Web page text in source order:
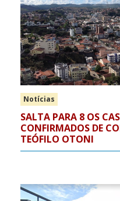
Notícias
SALTA PARA 8 OS
CONFIRMADOS DE
TEÓFILO OTONI